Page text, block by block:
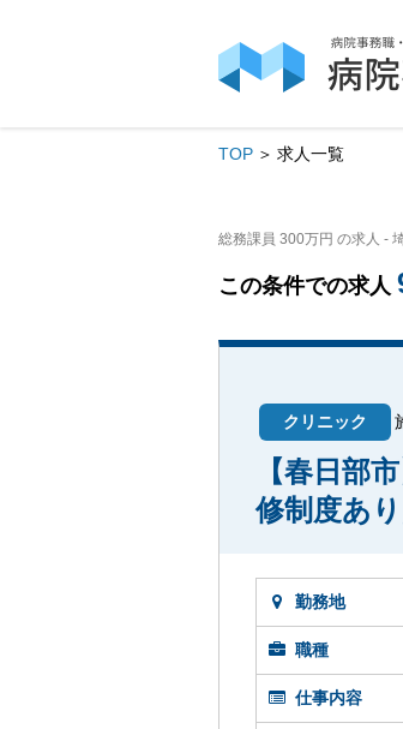
TOP 求人一覧
総務課員 300万円 の求人 -
この条件での求人
クリニック
【春日部
修制度あ
勤務地
職種
仕事内容